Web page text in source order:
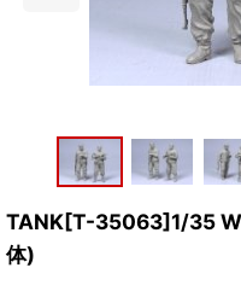
TANK[T-35063]1/35
体)